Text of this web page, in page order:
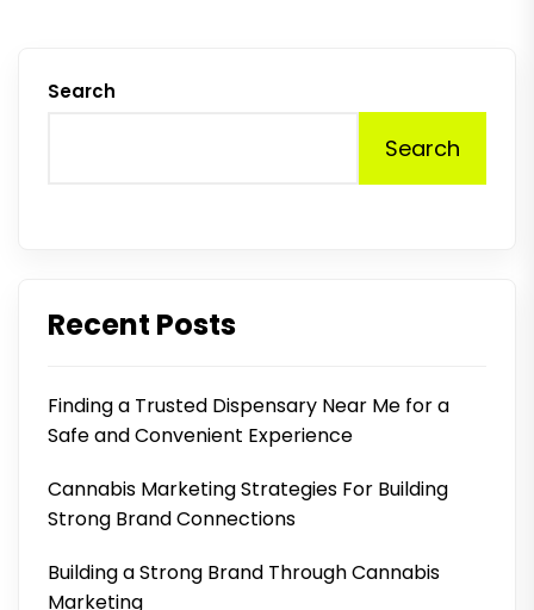
Search
Search
Recent Posts
Finding a Trusted Dispensary Near Me for a
Safe and Convenient Experience
Cannabis Marketing Strategies For Building
Strong Brand Connections
Building a Strong Brand Through Cannabis
Marketing